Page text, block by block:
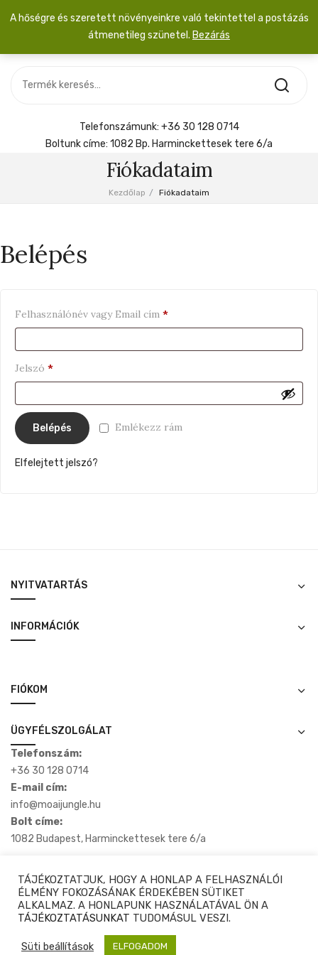
SZOBANÖVÉNY
KIEGÉSZÍTŐK
MENYASSZONYI CSOKOR
Menyasszonyi csokor
Telefonszámunk: +36 30 128 0714
Boltunk címe: 1082 Bp. Harminckettesek tere 6/a
Fiókadataim
Kezdőlap / Fiókadataim
Belépés
Felhasználónév vagy Email cím *Kötelező
Jelszó *Kötelező
Emlékezz rám
Belépés
Elfelejtett jelszó?
NYITVATARTÁS
INFORMÁCIÓK
FIÓKOM
ÜGYFÉLSZOLGÁLAT
Telefonszám:
+36 30 128 0714
E-mail cím:
info@moaijungle.hu
Bolt címe:
1082 Budapest, Harminckettesek tere 6/a
Copyright © 2020-2025 Moaijungle.hu. Minden Jog Fenntartva.
TÁJÉKOZTATJUK, HOGY A HONLAP A FELHASZNÁLÓI
ÉLMÉNY FOKOZÁSÁNAK ÉRDEKÉBEN SÜTIKET
ALKALMAZ. A HONLAPUNK HASZNÁLATÁVAL ÖN A
TÁJÉKOZTATÁSUNKAT TUDOMÁSUL VESZI.
Süti beállítások ELFOGADOM
A hőségre és szeretett növényeinkre való tekintettel a postázás
átmenetileg szünetel. Bezárás